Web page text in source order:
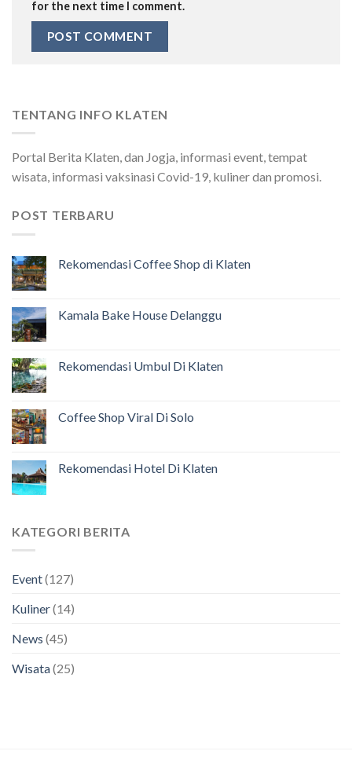
for the next time I comment.
TENTANG INFO KLATEN
Portal Berita Klaten, dan Jogja, informasi event, tempat
wisata, informasi vaksinasi Covid-19, kuliner dan promosi.
POST TERBARU
Rekomendasi Coffee Shop di Klaten
Kamala Bake House Delanggu
Rekomendasi Umbul Di Klaten
Coffee Shop Viral Di Solo
Rekomendasi Hotel Di Klaten
KATEGORI BERITA
Event(127)
Kuliner(14)
News (45)
Wisata(25)